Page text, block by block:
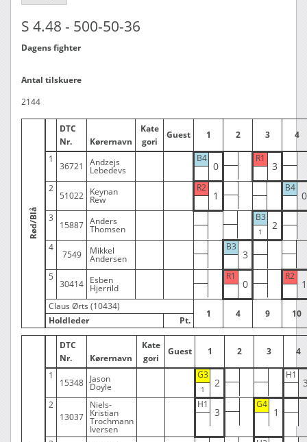
S 4.48 - 500-50-36
Dagens fighter
Antal tilskuere
2144
Rød/Blå
DTC
Nr.
Kørernavn
Kate
gori
Guest 1 2 3 4
1
36721 Andzejs
Lebedevs
B4
0
R1
3
2
51022 Keynan
Rew
R2
1
B4
0
3
15887 Anders
Thomsen
B3
2
4
7549 Mikkel
Andersen
B3
3
5
30414 Esben
Hjerrild
R1
0
R2
1
Claus Ørts (10434)
Holdleder
Pt.
1 4 9 10
DTC
Nr.
Kørernavn
Kate
gori
Guest 1 2 3 4
1
15348 Jason
Doyle
G3
2
H1
2
13037
Niels-
Kristian
Trochmann
Iversen
H1
3
G4
1